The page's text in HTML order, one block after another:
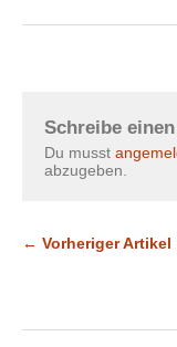
Schreibe
Du musst
abzugeben.
← Vorheriger Artikel